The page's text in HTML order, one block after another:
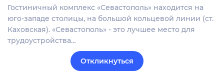
Гостиничный комплекс «Севастополь» находится на
юго-западе столицы, на большой кольцевой линии (ст.
Каховская). «Севастополь» - это лучшее место для
трудоустройства…
Откликнуться